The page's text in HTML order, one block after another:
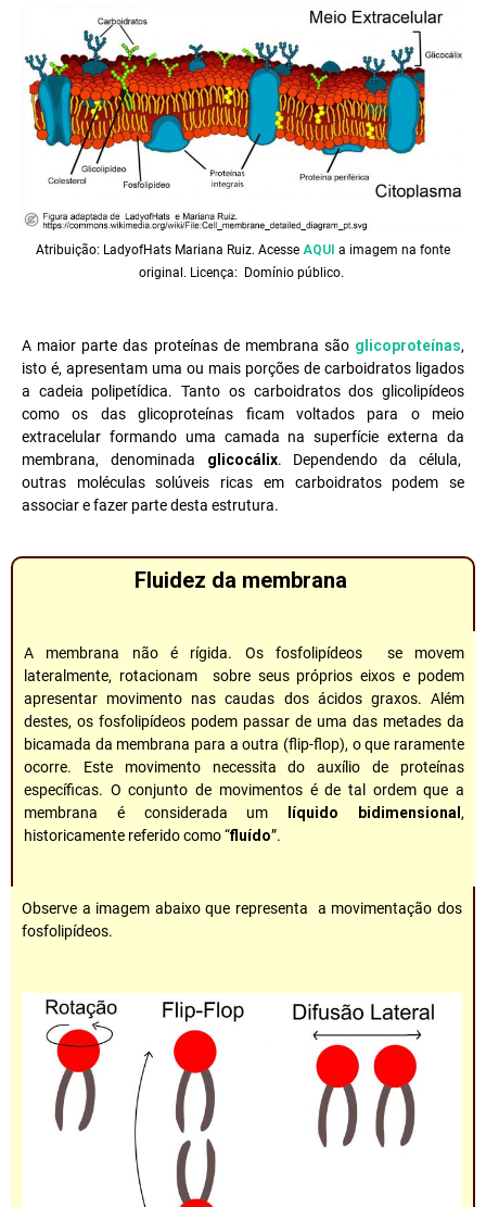
Atribuição: LadyofHats Mariana Ruiz. Acesse AQUI a imagem na fonte
original. Licença: Domínio público.
A maior parte das proteínas de membrana são glicoproteínas,
isto é, apresentam uma ou mais porções de carboidratos ligados
a cadeia polipetídica. Tanto os carboidratos dos glicolipídeos
como os das glicoproteínas ficam voltados para o meio
extracelular formando uma camada na superfície externa da
membrana, denominada glicocálix. Dependendo da célula,
outras moléculas solúveis ricas em carboidratos podem se
associar e fazer parte desta estrutura.
Fluidez da membrana
A membrana não é rígida. Os fosfolipídeos se movem
lateralmente, rotacionam sobre seus próprios eixos e podem
apresentar movimento nas caudas dos ácidos graxos. Além
destes, os fosfolipídeos podem passar de uma das metades da
bicamada da membrana para a outra (flip-flop), o que raramente
ocorre. Este movimento necessita do auxílio de proteínas
específicas. O conjunto de movimentos é de tal ordem que a
membrana é considerada um
líquido bidimensional ,
historicamente referido como “fluído”.
Observe a imagem abaixo que representa a movimentação dos
fosfolipídeos.